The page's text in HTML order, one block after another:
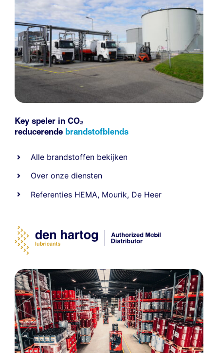
Key speler in CO₂
reducerende brandstofblends
Alle brandstoffen bekijken
Over onze diensten
Referenties HEMA, Mourik, De Heer